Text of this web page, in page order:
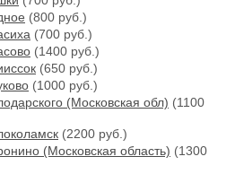
(800 руб.)
(700 руб.)
(1400 руб.)
(650 руб.)
(1000 руб.)
(Московская обл) (1100
(2200 руб.)
(Московская область) (1300